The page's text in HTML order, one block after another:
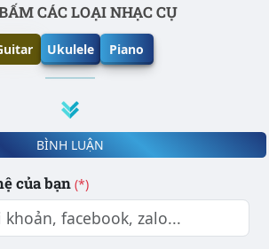
CÁC LOẠI NHẠC CỤ
Ukulele Piano
BÌNH LUẬN
của bạn (*)